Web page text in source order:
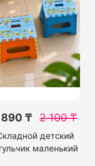
890 ₸ 2 100₸
детский
маленький